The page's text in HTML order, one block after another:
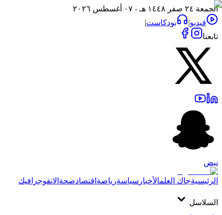
الجمعة ٢٤ صفر ١٤٤٨ هـ - ٠٧ أغسطس ٢٠٢٦
فيديو| بودكاست|
تابعنا
نبض
الرئيسيةجاك العلمالأخبار سياسةرياضةاقتصادصحةالانفوجرافيك
السلاسل